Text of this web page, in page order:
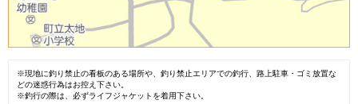
※現地に釣り禁止の看板のある場所や、釣り禁止エリアでの釣行、路上駐車・ゴミ放置な
どの迷惑行為はお控え下さい。
※釣行の際は、必ずライフジャケットを着用下さい。